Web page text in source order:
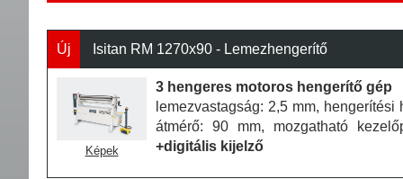
Új Isitan RM 1270x90 - Lemezhengerítő
Képek
3 hengeres motoros hengerítő gép
lemezvastagság: 2,5 mm,
átmérő: 90 mm, mozgatható
+digitális kijelző